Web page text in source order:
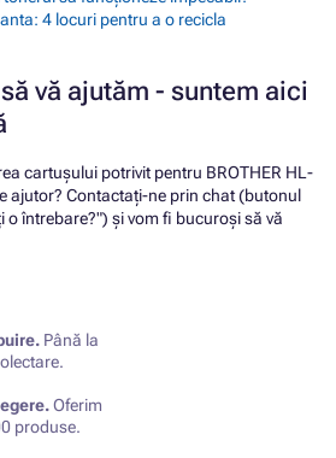
4 locuri pentru a o recicla
vă ajutăm - suntem aici
cartușului potrivit pentru BROTHER HL-
ajutor? Contactați-ne prin chat (butonul
o întrebare?") și vom fi bucuroși să vă
Până la
Oferim
produse.